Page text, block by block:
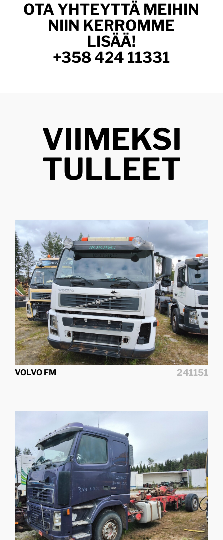
OTA YHTEYTTÄ MEIHIN
NIIN KERROMME
LISÄÄ!
+358 424 11331
VIIMEKSI
TULLEET
VOLVO FM 241151